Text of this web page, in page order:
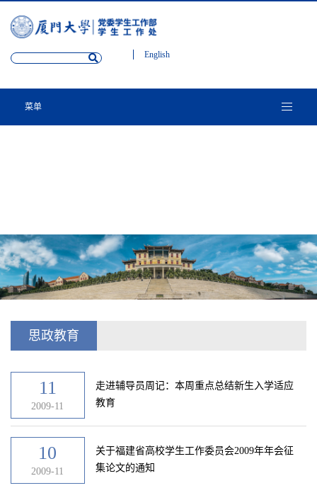
English
菜单
思政教育
11
2009-11
走进辅导员周记：本周重点总结新生入学适应
教育
10
2009-11
关于福建省高校学生工作委员会2009年年会征
集论文的通知